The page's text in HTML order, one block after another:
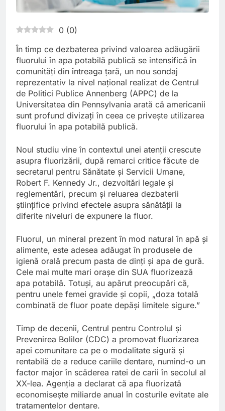
0 (0)
În timp ce dezbaterea privind valoarea adăugării
fluorului în apa potabilă publică se intensifică în
comunități din întreaga țară, un nou sondaj
reprezentativ la nivel național realizat de Centrul
de Politici Publice Annenberg (APPC) de la
Universitatea din Pennsylvania arată că americanii
sunt profund divizați în ceea ce privește utilizarea
fluorului în apa potabilă publică.
Noul studiu vine în contextul unei atenții crescute
asupra fluorizării, după remarci critice făcute de
secretarul pentru Sănătate și Servicii Umane,
Robert F. Kennedy Jr., dezvoltări legale și
reglementări, precum și reluarea dezbaterii
științifice privind efectele asupra sănătății la
diferite niveluri de expunere la fluor.
Fluorul, un mineral prezent în mod natural în apă și
alimente, este adesea adăugat în produsele de
igienă orală precum pasta de dinți și apa de gură.
Cele mai multe mari orașe din SUA fluorizează
apa potabilă. Totuși, au apărut preocupări că,
pentru unele femei gravide și copii, „doza totală
combinată de fluor poate depăși limitele sigure.”
Timp de decenii, Centrul pentru Controlul și
Prevenirea Bolilor (CDC) a promovat fluorizarea
apei comunitare ca pe o modalitate sigură și
rentabilă de a reduce cariile dentare, numind-o un
factor major în scăderea ratei de carii în secolul al
XX-lea. Agenția a declarat că apa fluorizată
economisește miliarde anual în costurile evitate ale
tratamentelor dentare.